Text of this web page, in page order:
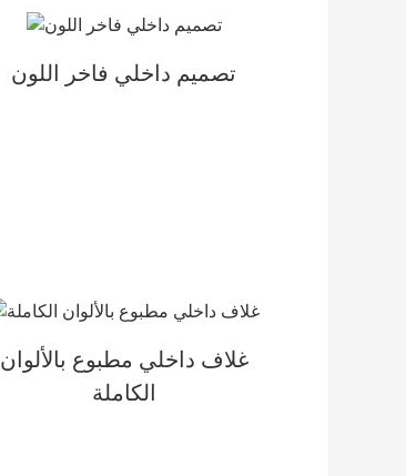
تصميم داخلي فاخر اللون
غلاف داخلي مطبوع بالألوان
الكاملة